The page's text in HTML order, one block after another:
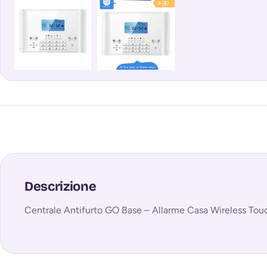
Descrizione
Centrale Antifurto GO Base – Allarme Casa Wireless